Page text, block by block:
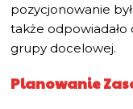
pozycjonowanie
także
grupy docelowej.
Planowanie